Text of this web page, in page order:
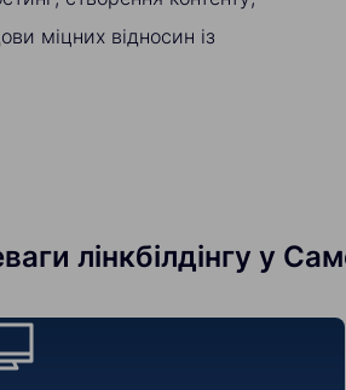
міцних відносин із
лінкбілдінгу у